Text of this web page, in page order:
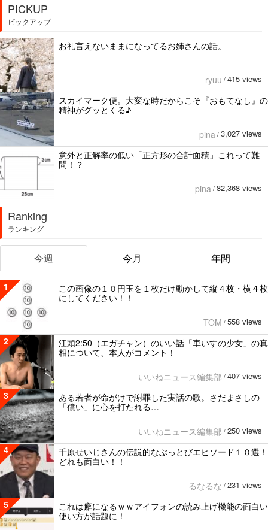
PICKUP
ピックアップ
お礼言えないままになってるお姉さんの話。
ryuu / 415 views
スカイマーク便。大変な時だからこそ『おもてなし』の
精神がグッとくる♪
pina / 3,027 views
意外と正解率の低い「正方形の合計面積」これって難
問！？
pina / 82,368 views
Ranking
ランキング
今週 今月 年間
1
この画像の１０円玉を１枚だけ動かして縦４枚・横４枚
にしてください！！
TOM / 558 views
2
江頭2:50（エガチャン）のいい話「車いすの少女」の真
相について、本人がコメント！
いいねニュース編集部 / 407 views
3
ある若者が命がけで謝罪した実話の歌。さだまさしの
「償い」に心を打たれる…
いいねニュース編集部 / 250 views
4
千原せいじさんの伝説的なぶっとびエピソード１０選！
どれも面白い！！
るなるな / 231 views
5
これは癖になるｗｗアイフォンの読み上げ機能の面白い
使い方が話題に！